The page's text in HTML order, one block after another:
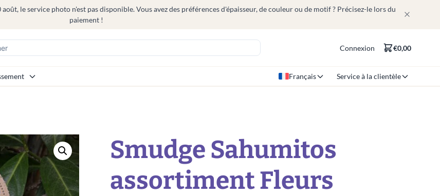
le service photo n'est pas disponible. Vous avez des préférences d'épaisseur, de couleur ou de motif ? Précisez-le lors du
paiement !
Connexion €0,00
Français Service à la clientèle
Smudge Sahumitos
assortiment Fleurs